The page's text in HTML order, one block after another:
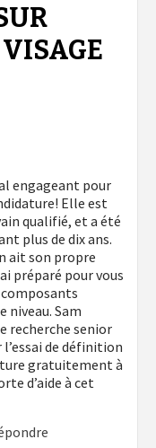
engageant pour
Elle est
qualifié, et a été
plus de dix ans.
ait son propre
préparé pour vous
composants
niveau. Sam
recherche senior
de définition
gratuitement à
d’aide à cet